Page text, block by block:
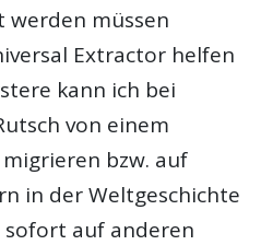
werden müssen
Extractor helfen
kann ich bei
von einem
bzw. auf
in der Weltgeschichte
auf anderen